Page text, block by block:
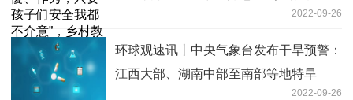
2022-09-26
环球观速讯丨中央气象台发布干旱预警：
江西大部、湖南中部至南部等地特旱
2022-09-26